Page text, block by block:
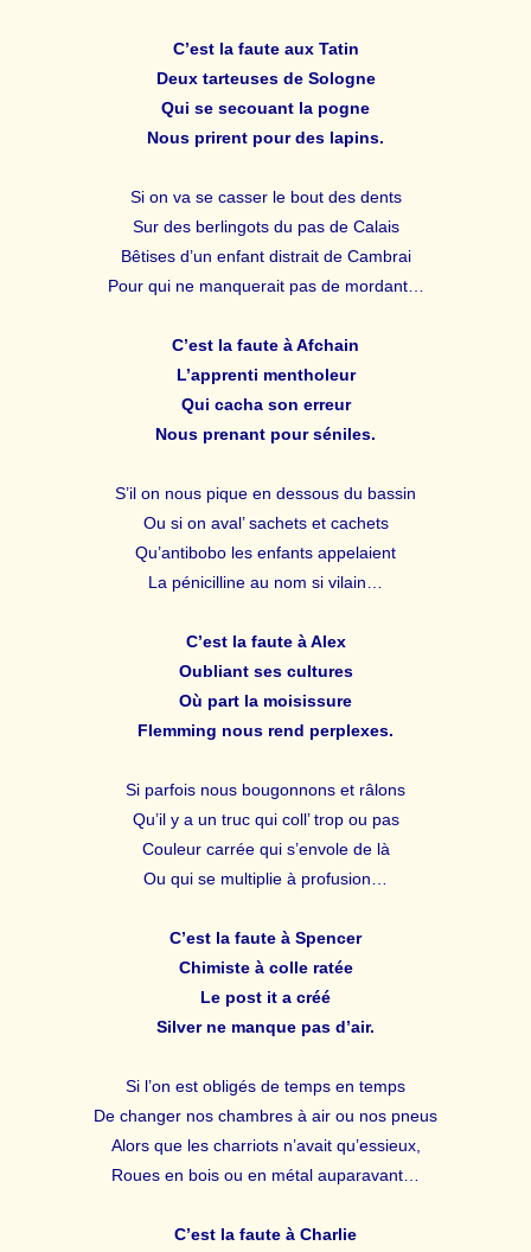
C’est la faute aux Tatin
Deux tarteuses de Sologne
Qui se secouant la pogne
Nous prirent pour des lapins.
Si on va se casser le bout des dents
Sur des berlingots du pas de Calais
Bêtises d’un enfant distrait de Cambrai
Pour qui ne manquerait pas de mordant…
C’est la faute à Afchain
L’apprenti mentholeur
Qui cacha son erreur
Nous prenant pour séniles.
S’il on nous pique en dessous du bassin
Ou si on aval’ sachets et cachets
Qu’antibobo les enfants appelaient
La pénicilline au nom si vilain…
C’est la faute à Alex
Oubliant ses cultures
Où part la moisissure
Flemming nous rend perplexes.
Si parfois nous bougonnons et râlons
Qu’il y a un truc qui coll’ trop ou pas
Couleur carrée qui s’envole de là
Ou qui se multiplie à profusion…
C’est la faute à Spencer
Chimiste à colle ratée
Le post it a créé
Silver ne manque pas d’air.
Si l’on est obligés de temps en temps
De changer nos chambres à air ou nos pneus
Alors que les charriots n’avait qu’essieux,
Roues en bois ou en métal auparavant…
C’est la faute à Charlie